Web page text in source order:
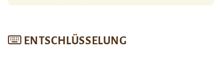
ENTSCHLÜSSELUNG